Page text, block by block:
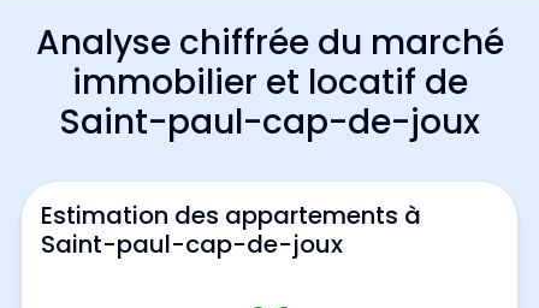
Analyse chiffrée du marché
immobilier et locatif de
Saint-paul-cap-de-joux
Estimation des appartements à
Saint-paul-cap-de-joux